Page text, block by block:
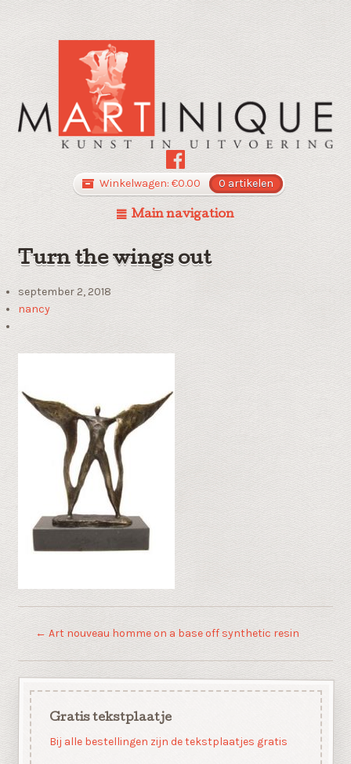
Winkelwagen: €0.00 0 artikelen
Main navigation
Turn the wings out
september 2, 2018
nancy
← Art nouveau homme on a base off synthetic resin
Gratis tekstplaatje
Bij alle bestellingen zijn de tekstplaatjes gratis